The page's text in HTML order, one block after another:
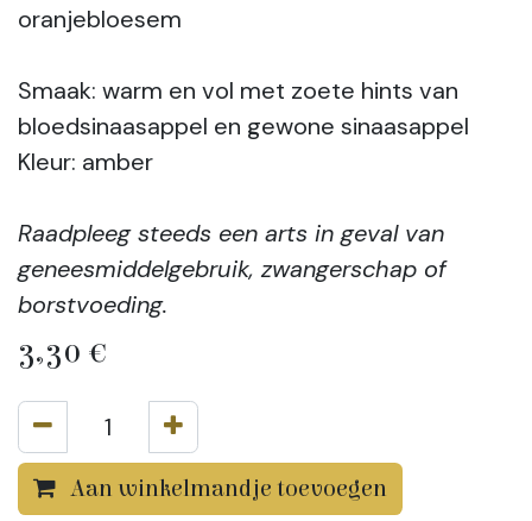
oranjebloesem
Smaak: warm en vol met zoete hints van
bloedsinaasappel en gewone sinaasappel
Kleur: amber
Raadpleeg steeds een arts in geval van
geneesmiddelgebruik, zwangerschap of
borstvoeding.
3,30 €
Aan winkelmandje toevoegen